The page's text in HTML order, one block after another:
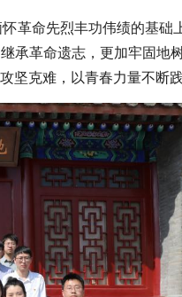
命先烈丰功伟绩的基础
革命遗志，更加牢固地
克难，以青春力量不断